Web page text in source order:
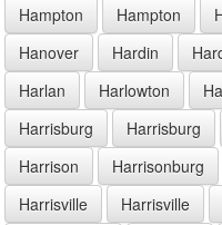
Hampton
Hampton
Hanover
Hardin
Harlan
Harlowton
Harrisburg
Harrisburg
Harrison
Harrisonburg
Harrisville
Harrisville